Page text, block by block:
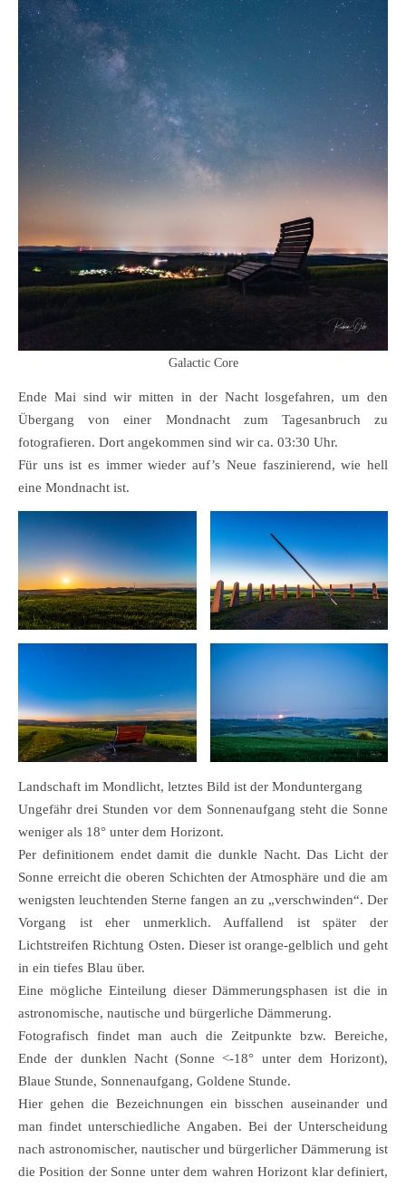
Galactic Core
Ende Mai sind wir mitten in der Nacht losgefahren, um den
Übergang von einer Mondnacht zum Tagesanbruch zu
fotografieren. Dort angekommen sind wir ca. 03:30 Uhr.
Für uns ist es immer wieder auf’s Neue faszinierend, wie hell
eine Mondnacht ist.
Landschaft im Mondlicht, letztes Bild ist der Monduntergang
Ungefähr drei Stunden vor dem Sonnenaufgang steht die Sonne
weniger als 18° unter dem Horizont.
Per definitionem endet damit die dunkle Nacht. Das Licht der
Sonne erreicht die oberen Schichten der Atmosphäre und die am
wenigsten leuchtenden Sterne fangen an zu „verschwinden“. Der
Vorgang ist eher unmerklich. Auffallend ist später der
Lichtstreifen Richtung Osten. Dieser ist orange-gelblich und geht
in ein tiefes Blau über.
Eine mögliche Einteilung dieser Dämmerungsphasen ist die in
astronomische, nautische und bürgerliche Dämmerung.
Fotografisch findet man auch die Zeitpunkte bzw. Bereiche,
Ende der dunklen Nacht (Sonne <-18° unter dem Horizont),
Blaue Stunde, Sonnenaufgang, Goldene Stunde.
Hier gehen die Bezeichnungen ein bisschen auseinander und
man findet unterschiedliche Angaben. Bei der Unterscheidung
nach astronomischer, nautischer und bürgerlicher Dämmerung ist
die Position der Sonne unter dem wahren Horizont klar definiert,